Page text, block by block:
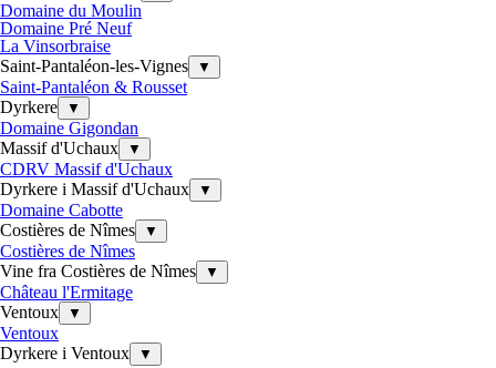
Domaine du Moulin
Domaine Pré Neuf
La Vinsorbraise
Saint-Pantaléon-les-Vignes
▼
Saint-Pantaléon & Rousset
Dyrkere
▼
Domaine Gigondan
Massif d'Uchaux
▼
CDRV Massif d'Uchaux
Dyrkere i Massif d'Uchaux
▼
Domaine Cabotte
Costières de Nîmes
▼
Costières de Nîmes
Vine fra Costières de Nîmes
▼
Château l'Ermitage
Ventoux
▼
Ventoux
Dyrkere i Ventoux
▼